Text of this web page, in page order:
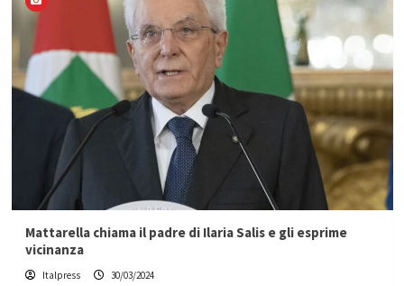
Mattarella chiama il padre di Ilaria Salis e gli esprime
vicinanza
Italpress 30/03/2024